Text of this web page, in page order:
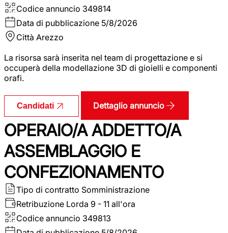
Codice annuncio 349814
Data di pubblicazione 5/8/2026
Città Arezzo
La risorsa sarà inserita nel team di progettazione e si
occuperà della modellazione 3D di gioielli e componenti
orafi.
Candidati Dettaglio annuncio
OPERAIO/A ADDETTO/A
ASSEMBLAGGIO E
CONFEZIONAMENTO
Tipo di contratto Somministrazione
Retribuzione Lorda 9 - 11 all'ora
Codice annuncio 349813